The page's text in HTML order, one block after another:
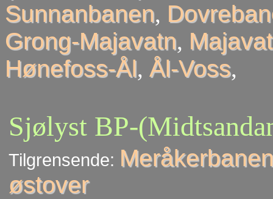
Sunnanbanen,
Grong-Majavatn,
Hønefoss-Ål, Ål-Voss,
Sjølyst BP-
Tilgrensende:
østover